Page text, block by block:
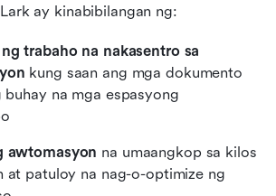
ay kinabibilangan ng:
trabaho na nakasentro sa
kung saan ang mga dokumento
buhay na mga espasyong
awtomasyon na umaangkop sa kilos
at patuloy na nag-o-optimize ng